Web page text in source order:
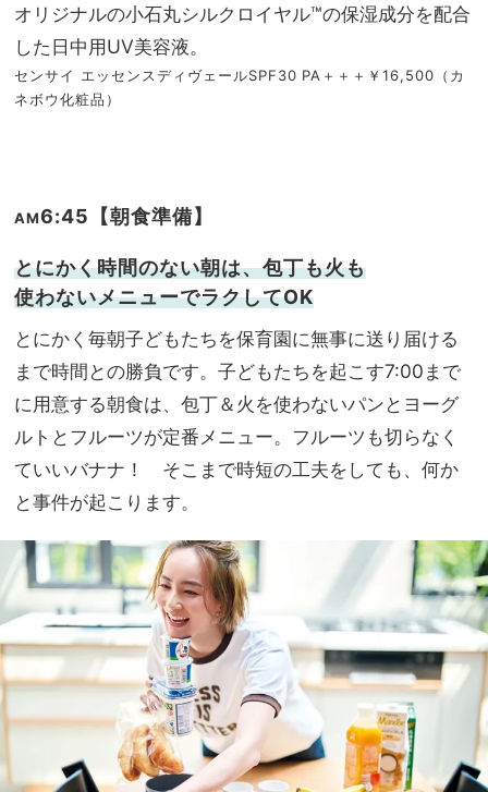
オリジナルの小石丸シルクロイヤル™の保湿成分を配合
した日中用UV美容液。
センサイ エッセンスディヴェールSPF30 PA＋＋＋￥16,500（カ
ネボウ化粧品）
AM6:45【朝食準備】
とにかく時間のない朝は、包丁も火も
使わないメニューでラクしてOK
とにかく毎朝子どもたちを保育園に無事に送り届ける
まで時間との勝負です。子どもたちを起こす7:00まで
に用意する朝食は、包丁＆火を使わないパンとヨーグ
ルトとフルーツが定番メニュー。フルーツも切らなく
ていいバナナ！ そこまで時短の工夫をしても、何か
と事件が起こります。